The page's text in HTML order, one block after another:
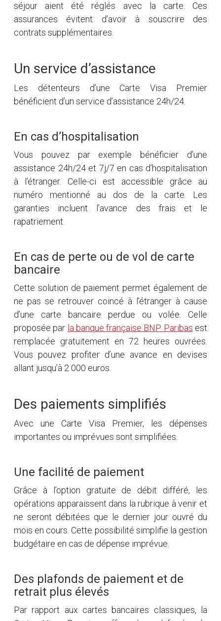
séjour aient été réglés avec la carte. Ces
assurances évitent d’avoir à souscrire des
contrats supplémentaires.
Un service d’assistance
Les détenteurs d’une Carte Visa Premier
bénéficient d’un service d’assistance 24h/24.
En cas d’hospitalisation
Vous pouvez par exemple bénéficier d’une
assistance 24h/24 et 7j/7 en cas d’hospitalisation
à l’étranger. Celle-ci est accessible grâce au
numéro mentionné au dos de la carte. Les
garanties incluent l’avance des frais et le
rapatriement.
En cas de perte ou de vol de carte
bancaire
Cette solution de paiement permet également de
ne pas se retrouver coincé à l’étranger à cause
d’une carte bancaire perdue ou volée. Celle
proposée par la banque française BNP Paribas est
remplacée gratuitement en 72 heures ouvrées.
Vous pouvez profiter d’une avance en devises
allant jusqu’à 2 000 euros.
Des paiements simplifiés
Avec une Carte Visa Premier, les dépenses
importantes ou imprévues sont simplifiées.
Une facilité de paiement
Grâce à l’option gratuite de débit différé, les
opérations apparaissent dans la rubrique à venir et
ne seront débitées que le dernier jour ouvré du
mois en cours. Cette possibilité simplifie la gestion
budgétaire en cas de dépense imprévue.
Des plafonds de paiement et de
retrait plus élevés
Par rapport aux cartes bancaires classiques, la